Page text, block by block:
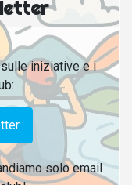
iniziative e i
solo email